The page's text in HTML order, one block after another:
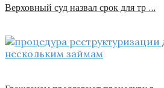
Верховный суд назвал срок для тр …